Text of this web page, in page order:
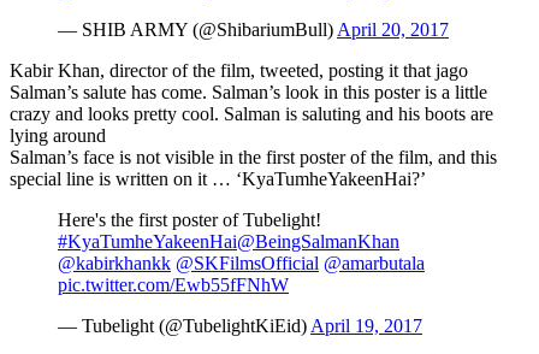
— SHIB ARMY (@ShibariumBull) April 20, 2017
Kabir Khan, director of the film, tweeted, posting it that jago
Salman’s salute has come. Salman’s look in this poster is a little
crazy and looks pretty cool. Salman is saluting and his boots are
lying around
Salman’s face is not visible in the first poster of the film, and this
special line is written on it … ‘KyaTumheYakeenHai?’
Here's the first poster of Tubelight!
#KyaTumheYakeenHai@BeingSalmanKhan
@kabirkhankk @SKFilmsOfficial @amarbutala
pic.twitter.com/Ewb55fFNhW
— Tubelight (@TubelightKiEid) April 19, 2017